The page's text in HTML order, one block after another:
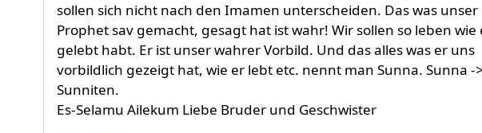
sollen sich nicht nach den Imamen unterscheiden. Das was unser
Prophet sav gemacht, gesagt hat ist wahr! Wir sollen so leben wie
gelebt habt. Er ist unser wahrer Vorbild. Und das alles was er uns
vorbildlich gezeigt hat, wie er lebt etc. nennt man Sunna. Sunna ->
Sunniten.
Es-Selamu Ailekum Liebe Bruder und Geschwister